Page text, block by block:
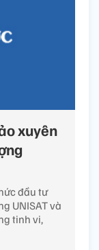
xuyên
đầu tư
UNISAT và
tinh vi,